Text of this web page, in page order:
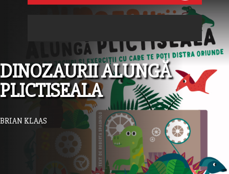
DINOZAURII ALUNGĂ
PLICTISEALA
BRIAN KLAAS